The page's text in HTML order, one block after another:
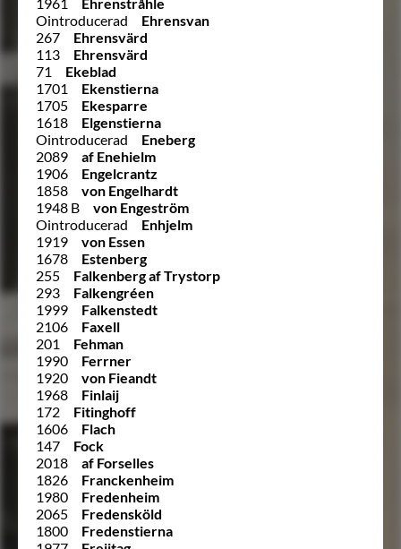
Ointroducerad
Ehrensvan
267
Ehrensvärd
113
Ehrensvärd
71
Ekeblad
1701
Ekenstierna
1705
Ekesparre
1618
Elgenstierna
Ointroducerad
Eneberg
2089
af Enehielm
1906
Engelcrantz
1858
von Engelhardt
1948 B
von Engeström
Ointroducerad
Enhjelm
1919
von Essen
1678
Estenberg
255
Falkenberg af Trystorp
293
Falkengréen
1999
Falkenstedt
2106
Faxell
201
Fehman
1990
Ferrner
1920
von Fieandt
1968
Finlaij
172
Fitinghoff
1606
Flach
147
Fock
2018
af Forselles
1826
Franckenheim
1980
Fredenheim
2065
Fredensköld
1800
Fredenstierna